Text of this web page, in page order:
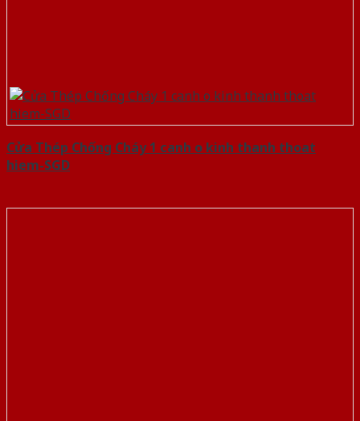
Cửa Thép Chống Cháy 1 canh o kinh thanh thoat
hiem-SGD